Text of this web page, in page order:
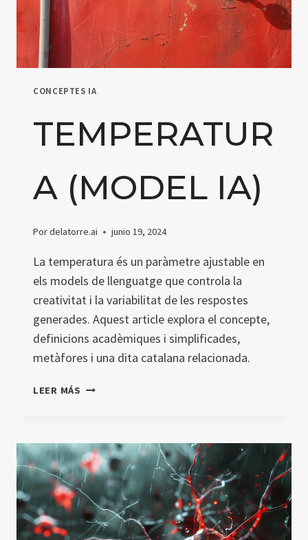
CONCEPTES IA
TEMPERATUR
A (MODEL IA)
Pordelatorre.ai junio 19, 2024
La temperatura és un paràmetre ajustable en
els models de llenguatge que controla la
creativitat i la variabilitat de les respostes
generades. Aquest article explora el concepte,
definicions acadèmiques i simplificades,
metàfores i una dita catalana relacionada.
LEER MÁS TEMPERATURA